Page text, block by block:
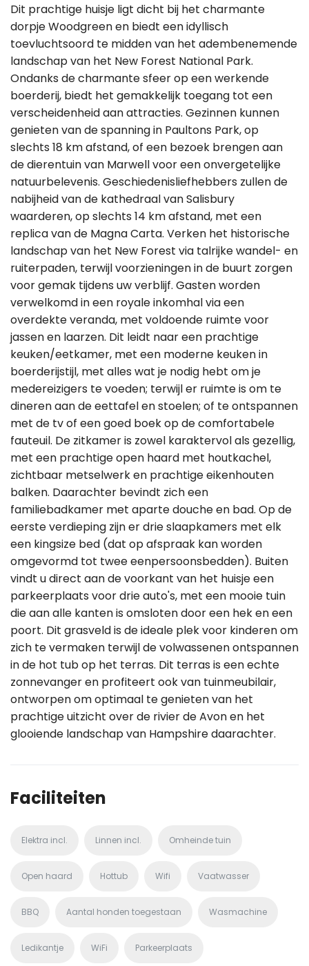
Dit prachtige huisje ligt dicht bij het charmante
dorpje Woodgreen en biedt een idyllisch
toevluchtsoord te midden van het adembenemende
landschap van het New Forest National Park.
Ondanks de charmante sfeer op een werkende
boerderij, biedt het gemakkelijk toegang tot een
verscheidenheid aan attracties. Gezinnen kunnen
genieten van de spanning in Paultons Park, op
slechts 18 km afstand, of een bezoek brengen aan
de dierentuin van Marwell voor een onvergetelijke
natuurbelevenis. Geschiedenisliefhebbers zullen de
nabijheid van de kathedraal van Salisbury
waarderen, op slechts 14 km afstand, met een
replica van de Magna Carta. Verken het historische
landschap van het New Forest via talrijke wandel- en
ruiterpaden, terwijl voorzieningen in de buurt zorgen
voor gemak tijdens uw verblijf. Gasten worden
verwelkomd in een royale inkomhal via een
overdekte veranda, met voldoende ruimte voor
jassen en laarzen. Dit leidt naar een prachtige
keuken/eetkamer, met een moderne keuken in
boerderijstijl, met alles wat je nodig hebt om je
medereizigers te voeden; terwijl er ruimte is om te
dineren aan de eettafel en stoelen; of te ontspannen
met de tv of een goed boek op de comfortabele
fauteuil. De zitkamer is zowel karaktervol als gezellig,
met een prachtige open haard met houtkachel,
zichtbaar metselwerk en prachtige eikenhouten
balken. Daarachter bevindt zich een
familiebadkamer met aparte douche en bad. Op de
eerste verdieping zijn er drie slaapkamers met elk
een kingsize bed (dat op afspraak kan worden
omgevormd tot twee eenpersoonsbedden). Buiten
vindt u direct aan de voorkant van het huisje een
parkeerplaats voor drie auto's, met een mooie tuin
die aan alle kanten is omsloten door een hek en een
poort. Dit grasveld is de ideale plek voor kinderen om
zich te vermaken terwijl de volwassenen ontspannen
in de hot tub op het terras. Dit terras is een echte
zonnevanger en profiteert ook van tuinmeubilair,
ontworpen om optimaal te genieten van het
prachtige uitzicht over de rivier de Avon en het
glooiende landschap van Hampshire daarachter.
Faciliteiten
Elektra incl. Linnen incl. Omheinde tuin
Open haard Hottub Wifi Vaatwasser
BBQ Aantal honden toegestaan Wasmachine
Ledikantje WiFi Parkeerplaats